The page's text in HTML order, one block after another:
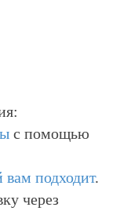
с помощью
вам подходит.
через